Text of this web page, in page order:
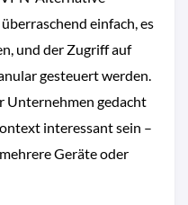
einfach, es
und der Zugriff auf
gesteuert werden.
Unternehmen gedacht
interessant sein –
Geräte oder